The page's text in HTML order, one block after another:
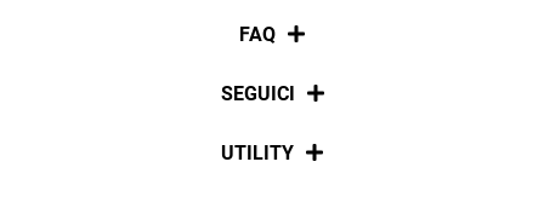
Chi siamo
FAQ
Pagamenti
SEGUICI
Social
UTILITY